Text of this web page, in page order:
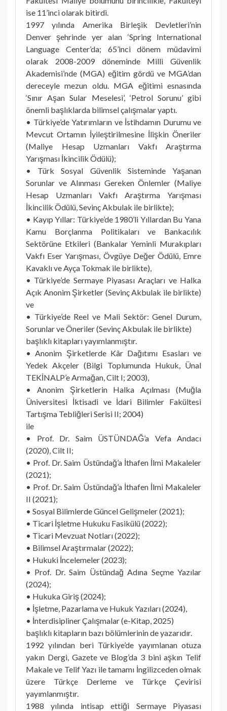
ise 11’inci olarak bitirdi.
1997 yılında Amerika Birleşik Devletleri’nin
Denver şehrinde yer alan ‘Spring International
Language Center’da; 65’inci dönem müdavimi
olarak 2008-2009 döneminde Milli Güvenlik
Akademisi’nde (MGA) eğitim gördü ve MGA’dan
dereceyle mezun oldu. MGA eğitimi esnasında
‘Sınır Aşan Sular Meselesi’, ‘Petrol Sorunu’ gibi
önemli başlıklarda bilimsel çalışmalar yaptı.
• Türkiye’de Yatırımların ve İstihdamın Durumu ve
Mevcut Ortamın İyileştirilmesine İlişkin Öneriler
(Maliye Hesap Uzmanları Vakfı Araştırma
Yarışması İkincilik Ödülü);
• Türk Sosyal Güvenlik Sisteminde Yaşanan
Sorunlar ve Alınması Gereken Önlemler (Maliye
Hesap Uzmanları Vakfı Araştırma Yarışması
İkincilik Ödülü, Sevinç Akbulak ile birlikte);
• Kayıp Yıllar: Türkiye’de 1980’li Yıllardan Bu Yana
Kamu Borçlanma Politikaları ve Bankacılık
Sektörüne Etkileri (Bankalar Yeminli Murakıpları
Vakfı Eser Yarışması, Övgüye Değer Ödülü, Emre
Kavaklı ve Ayça Tokmak ile birlikte),
• Türkiye’de Sermaye Piyasası Araçları ve Halka
Açık Anonim Şirketler (Sevinç Akbulak ile birlikte)
ve
• Türkiye’de Reel ve Mali Sektör: Genel Durum,
Sorunlar ve Öneriler (Sevinç Akbulak ile birlikte)
başlıklı kitapları yayımlanmıştır.
• Anonim Şirketlerde Kâr Dağıtımı Esasları ve
Yedek Akçeler (Bilgi Toplumunda Hukuk, Ünal
TEKİNALP’e Armağan, Cilt I; 2003),
• Anonim Şirketlerin Halka Açılması (Muğla
Üniversitesi İktisadi ve İdari Bilimler Fakültesi
Tartışma Tebliğleri Serisi II; 2004)
ile
• Prof. Dr. Saim ÜSTÜNDAĞ’a Vefa Andacı
(2020), Cilt II;
• Prof. Dr. Saim Üstündağ’a İthafen İlmi Makaleler
(2021);
• Prof. Dr. Saim Üstündağ’a İthafen İlmi Makaleler
II (2021);
• Sosyal Bilimlerde Güncel Gelişmeler (2021);
• Ticari İşletme Hukuku Fasikülü (2022);
• Ticari Mevzuat Notları (2022);
• Bilimsel Araştırmalar (2022);
• Hukuki İncelemeler (2023);
• Prof. Dr. Saim Üstündağ Adına Seçme Yazılar
(2024);
• Hukuka Giriş (2024);
• İşletme, Pazarlama ve Hukuk Yazıları (2024),
• İnterdisipliner Çalışmalar (e-Kitap, 2025)
başlıklı kitapların bazı bölümlerinin de yazarıdır.
1992 yılından beri Türkiye’de yayımlanan otuza
yakın Dergi, Gazete ve Blog’da 3 bini aşkın Telif
Makale ve Telif Yazı ile tamamı İngilizceden olmak
üzere Türkçe Derleme ve Türkçe Çevirisi
yayımlanmıştır.
1988 yılında intisap ettiği Sermaye Piyasası